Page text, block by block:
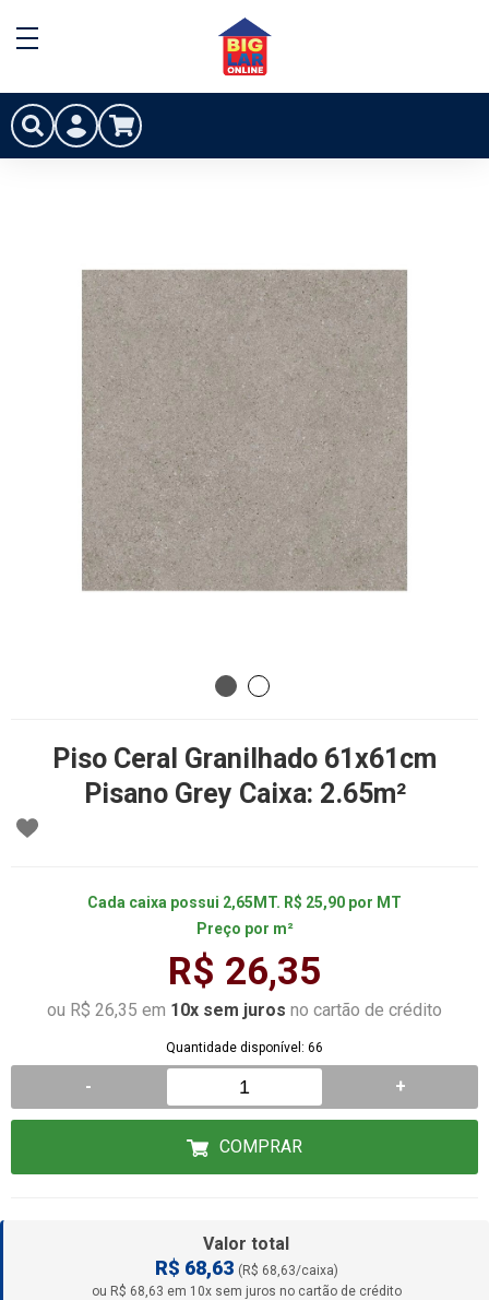
Piso Ceral Granilhado 61x61cm
Pisano Grey Caixa: 2.65m²
Cada caixa possui 2,65MT. R$ 25,90 por MT
Preço por m²
R$ 26,35
ou R$ 26,35 em 10x sem juros no cartão de crédito
Quantidade disponível: 66
- +
COMPRAR
Valor total
R$ 68,63 (R$ 68,63/caixa)
ou R$ 68,63 em 10x sem juros no cartão de crédito